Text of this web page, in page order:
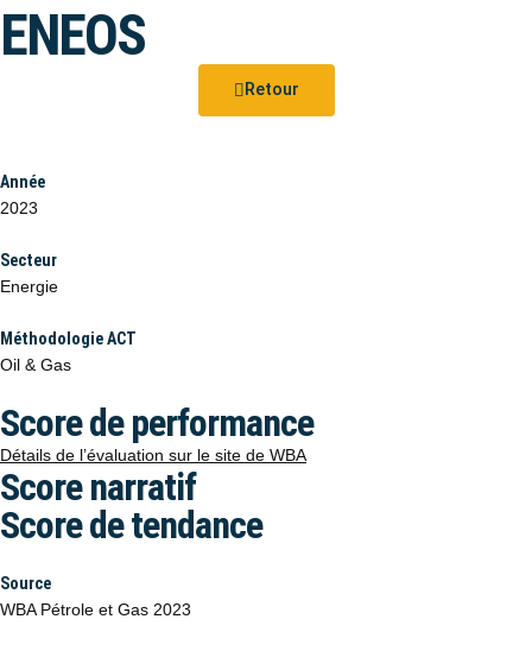
ENEOS
Retour
Année
2023
Secteur
Energie
Méthodologie ACT
Oil & Gas
Score de performance
Détails de l’évaluation sur le site de WBA
Score narratif
Score de tendance
Source
WBA Pétrole et Gas 2023